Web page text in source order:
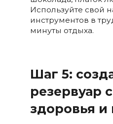
Используйте свой
инструментов в
минуты отдыха.
Шаг 5:
резервуар
здоровья и